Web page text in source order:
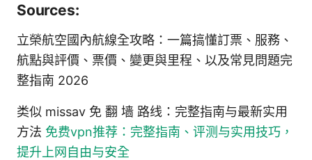
Sources:
立榮航空國內航線全攻略：一篇搞懂訂票、服務、
航點與評價、票價、變更與里程、以及常見問題完
整指南 2026
类似 missav 免 翻 墙 路线：完整指南与最新实用
方法 免费vpn推荐：完整指南、评测与实用技巧，
提升上网自由与安全